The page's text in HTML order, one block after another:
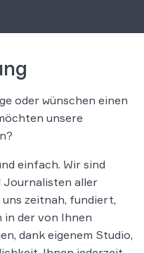
oder wünschen einen
unsere
einfach. Wir sind
aller
zeitnah, fundiert,
in der von Ihnen
dank eigenem Studio,